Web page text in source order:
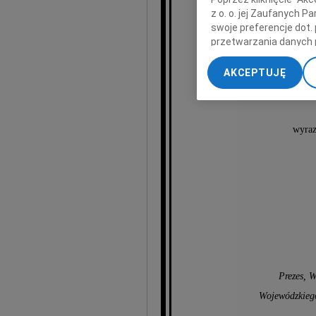
Sędzi
Prezes,
z o. o. jej Zaufanych
swoje preferencje dot.
przetwarzania danych
„Ustawienia
My, nasi Zaufani
dokładnych danych
Przechowywanie
treści, badnie
AKCEPTUJĘ